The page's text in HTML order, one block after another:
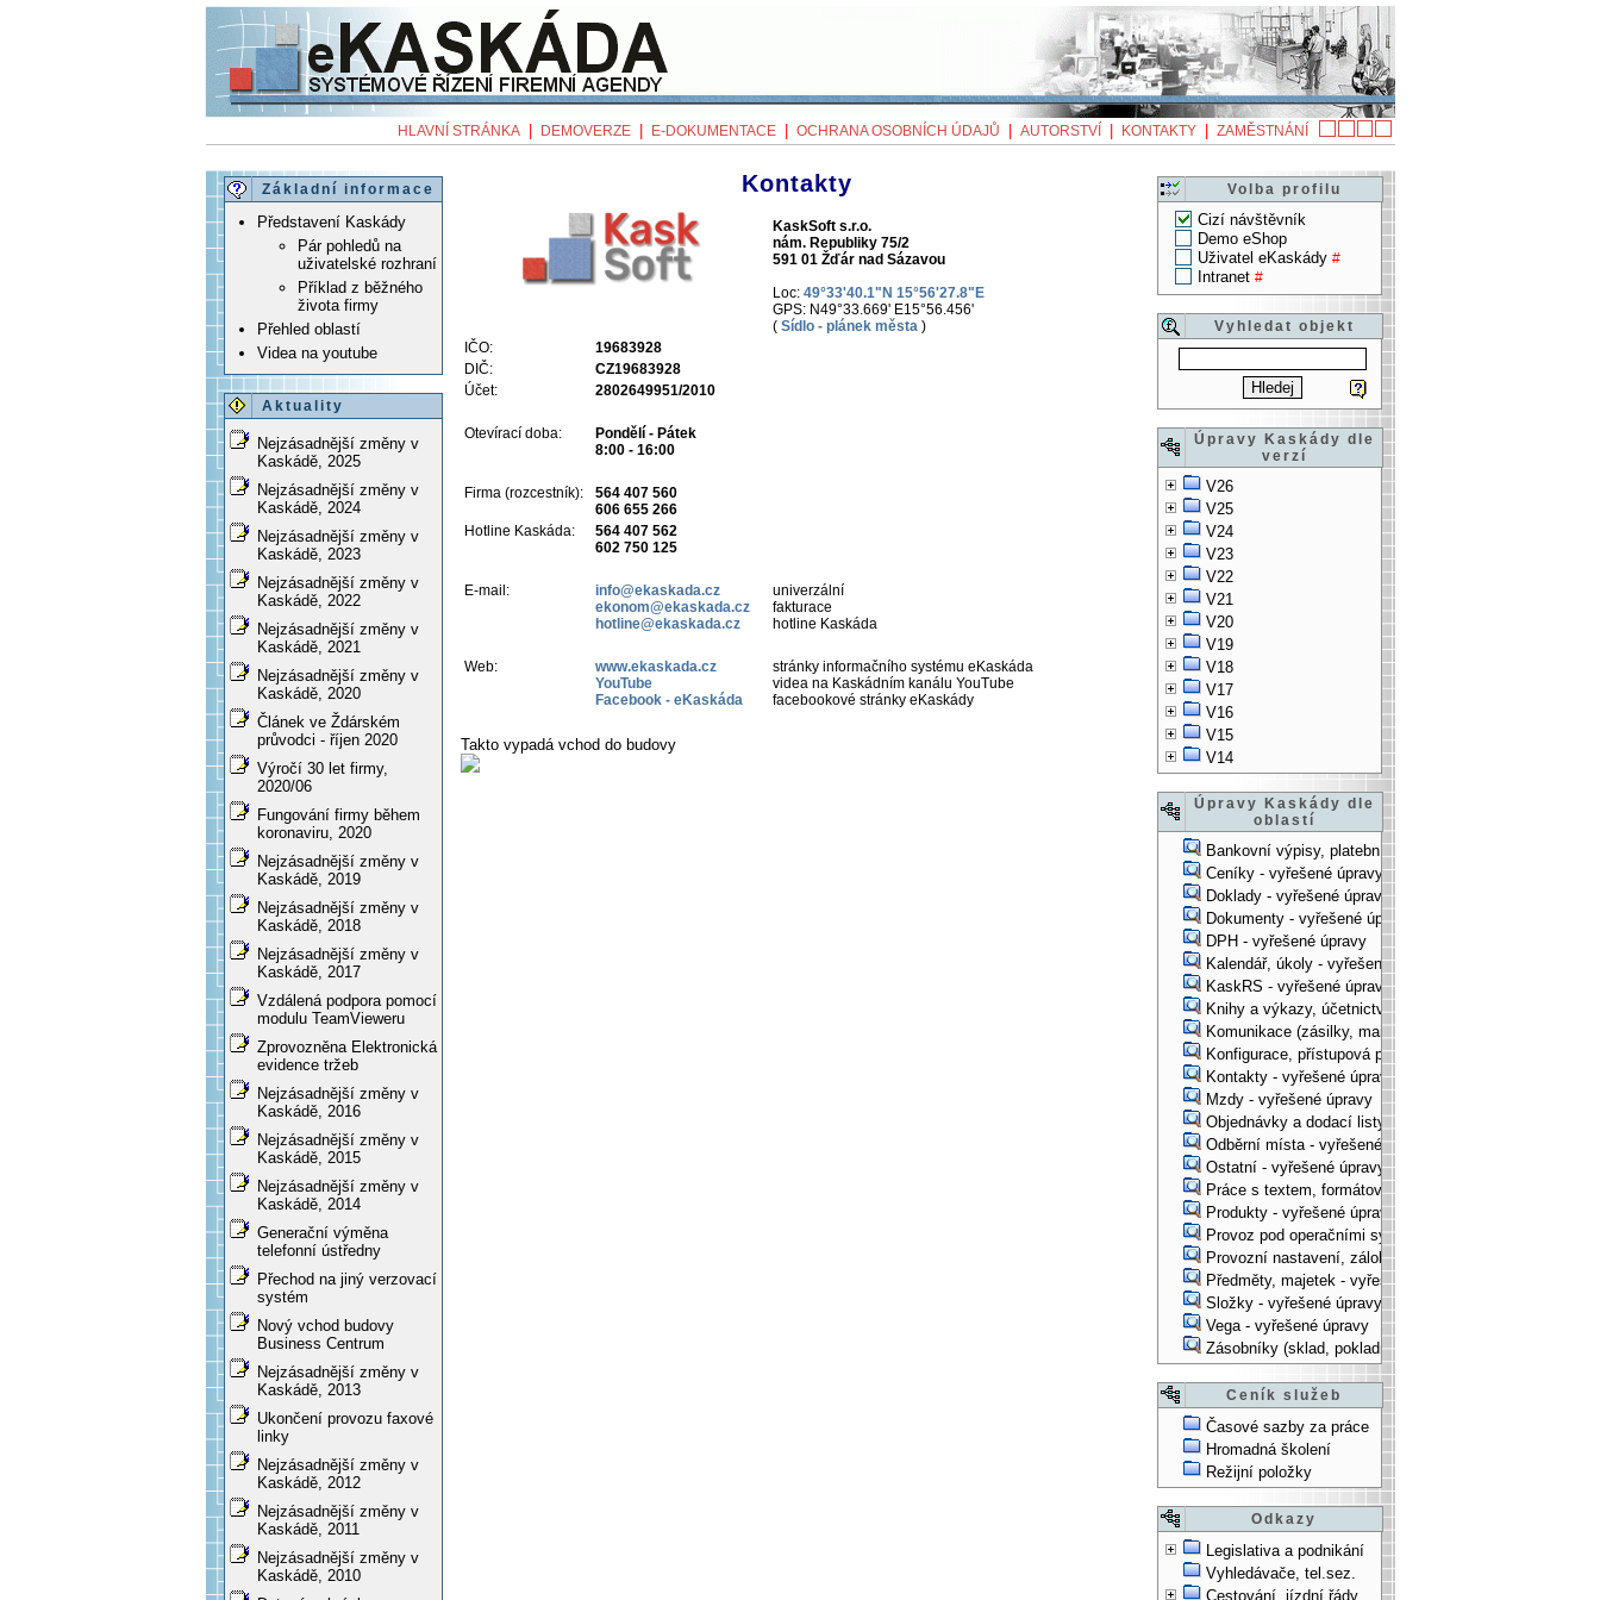
HLAVNÍ STRÁNKA DEMOVERZE E-DOKUMENTACE OCHRANA OSOBNÍCH ÚDAJŮ AUTORSTVÍ KONTAKTY ZAMĚSTNÁNÍ
Základní informace
Představení Kaskády
Pár pohledů na
uživatelské rozhraní
Příklad z běžného
života firmy
Přehled oblastí
Videa na youtube
Aktuality
Nejzásadnější změny v
Kaskádě, 2025
Nejzásadnější změny v
Kaskádě, 2024
Nejzásadnější změny v
Kaskádě, 2023
Nejzásadnější změny v
Kaskádě, 2022
Nejzásadnější změny v
Kaskádě, 2021
Nejzásadnější změny v
Kaskádě, 2020
Článek ve Ždárském
průvodci - říjen 2020
Výročí 30 let firmy,
2020/06
Fungování firmy během
koronaviru, 2020
Nejzásadnější změny v
Kaskádě, 2019
Nejzásadnější změny v
Kaskádě, 2018
Nejzásadnější změny v
Kaskádě, 2017
Vzdálená podpora pomocí
modulu TeamVieweru
Zprovozněna Elektronická
evidence tržeb
Nejzásadnější změny v
Kaskádě, 2016
Nejzásadnější změny v
Kaskádě, 2015
Nejzásadnější změny v
Kaskádě, 2014
Generační výměna
telefonní ústředny
Přechod na jiný verzovací
systém
Nový vchod budovy
Business Centrum
Nejzásadnější změny v
Kaskádě, 2013
Ukončení provozu faxové
linky
Nejzásadnější změny v
Kaskádě, 2012
Nejzásadnější změny v
Kaskádě, 2011
Nejzásadnější změny v
Kaskádě, 2010
Volba profilu
Cizí návštěvník
Demo eShop
Uživatel eKaskády #
Intranet #
Vyhledat objekt
Úpravy Kaskády dle
verzí
V26
V25
V24
V23
V22
V21
V20
V19
V18
V17
V16
V15
V14
Úpravy Kaskády dle
oblastí
Bankovní výpisy, platební příkazy - vyřešené úpravy
Ceníky - vyřešené úpravy
Doklady - vyřešené úpravy
Dokumenty - vyřešené úpravy
DPH - vyřešené úpravy
Kalendář, úkoly - vyřešené úpravy
KaskRS - vyřešené úpravy
Knihy a výkazy, účetnictví - vyřešené úpravy
Komunikace (zásilky, mail-systém, ...) - vyřešené úpravy
Konfigurace, přístupová práva, ... - vyřešené úpravy
Kontakty - vyřešené úpravy
Mzdy - vyřešené úpravy
Objednávky a dodací listy - vyřešené úpravy
Odběrní místa - vyřešené úpravy
Ostatní - vyřešené úpravy
Práce s textem, formátování, ... - vyřešené úpravy
Produkty - vyřešené úpravy
Provoz pod operačními systémy, technologické věci -
Provozní nastavení, zálohování, instalace, ... -
Předměty, majetek - vyřešené úpravy
Složky - vyřešené úpravy
Vega - vyřešené úpravy
Zásobníky (sklad, pokladna, bank. účet) - vyřešené
Ceník služeb
Časové sazby za práce
Hromadná školení
Režijní položky
Odkazy
Legislativa a podnikání
Vyhledávače, tel.sez.
Cestování, jízdní řády
Kontakty
KaskSoft s.r.o.
nám. Republiky 75/2
591 01 Žďár nad Sázavou
Loc: 49°33'40.1"N 15°56'27.8"E
GPS: N49°33.669' E15°56.456'
( Sídlo - plánek města )
IČO:
19683928
DIČ:
CZ19683928
Účet:
2802649951/2010
Otevírací doba:
Pondělí - Pátek
8:00 - 16:00
Firma (rozcestník):
564 407 560
606 655 266
Hotline Kaskáda:
564 407 562
602 750 125
E-mail:
info@ekaskada.cz
ekonom@ekaskada.cz
hotline@ekaskada.cz
univerzální
fakturace
hotline Kaskáda
Web:
www.ekaskada.cz
YouTube
Facebook - eKaskáda
stránky informačního systému eKaskáda
videa na Kaskádním kanálu YouTube
facebookové stránky eKaskády
Takto vypadá vchod do budovy